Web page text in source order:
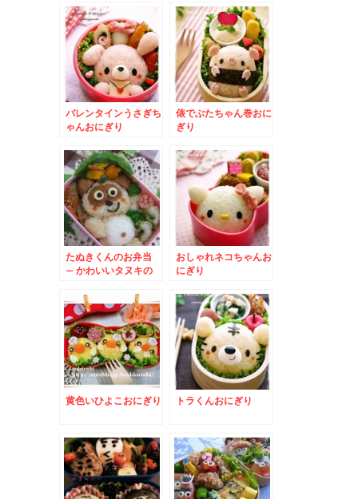
バレンタインうさぎち
ゃんおにぎり
俵でぶたちゃん巻おに
ぎり
たぬきくんのお弁当
– かわいいタヌキの
おしゃれネコちゃんお
にぎり
黄色いひよこおにぎり トラくんおにぎり